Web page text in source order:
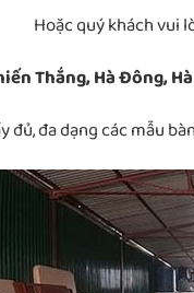
Hoặc quý khách vui
Thắng, Hà Đông,
đủ, đa dạng các mẫu